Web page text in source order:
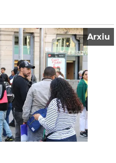
Arxiu